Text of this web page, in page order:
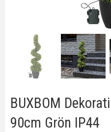
BUXBOM
90cm Grön IP44